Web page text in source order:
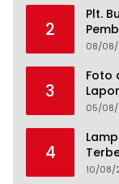
2
Plt.
pada
08/
3
Foto
05/
4
10/08/